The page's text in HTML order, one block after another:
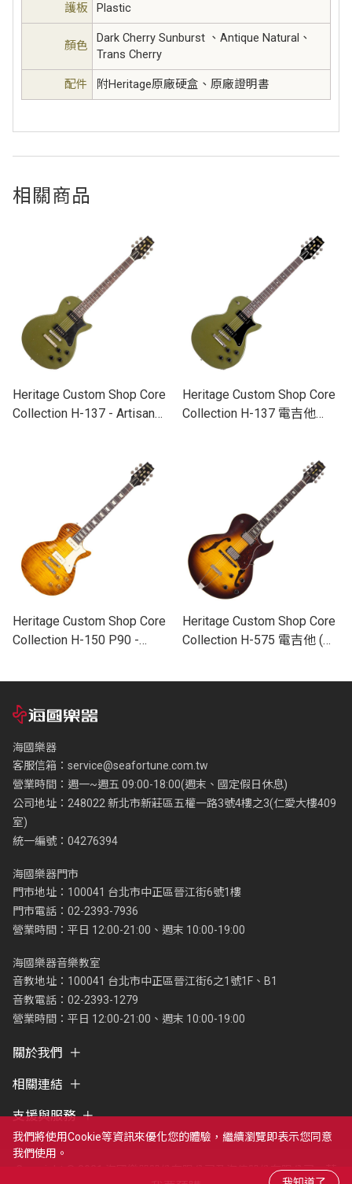
護板 Plastic
顏色
Dark Cherry Sunburst 、Antique Natural、
Trans Cherry
配件 附Heritage原廠硬盒、原廠證明書
相關商品
Heritage Custom Shop Core
Collection H-137 - Artisan
Heritage Custom Shop Core
Collection H-137 電吉他
Heritage Custom Shop Core
Collection H-150 P90 -
Heritage Custom Shop Core
Collection H-575 電吉他 (共
海國樂器
客服信箱： service@seafortune.com.tw
營業時間：週一~週五 09:00-18:00(週末、國定假日休息)
公司地址：248022 新北市新莊區五權一路3號4樓之3(仁愛大樓409
室)
統一編號：04276394
海國樂器門市
門市地址：100041 台北市中正區晉江街6號1樓
門市電話：02-2393-7936
營業時間：平日 12:00-21:00、週末 10:00-19:00
海國樂器音樂教室
音教地址：100041 台北市中正區晉江街6之1號1F、B1
音教電話：02-2393-1279
營業時間：平日 12:00-21:00、週末 10:00-19:00
關於我們
相關連結
支援與服務
Copyright © 2021 海國樂器股份有限公司及海億股份有限公司，著
我們將使用cookie等資訊來優化您的體驗，繼續瀏覽即表示您同意
我們使用。